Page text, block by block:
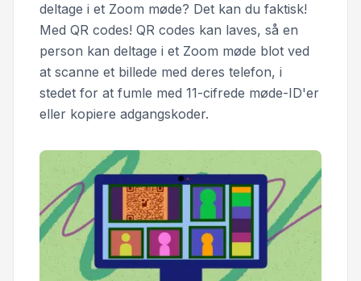
deltage i et Zoom møde? Det kan du faktisk!
Med QR codes! QR codes kan laves, så en
person kan deltage i et Zoom møde blot ved
at scanne et billede med deres telefon, i
stedet for at fumle med 11-cifrede møde-ID'er
eller kopiere adgangskoder.